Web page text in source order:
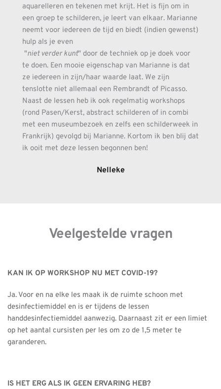
aquarelleren en tekenen met krijt. Het is fijn om in
een groep te schilderen, je leert van elkaar. Marianne
neemt voor iedereen de tijd en biedt (indien gewenst)
hulp als je even
"niet verder kunt" door de techniek op je doek voor
te doen. Een mooie eigenschap van Marianne is dat
ze iedereen in zijn/haar waarde laat. We zijn
tenslotte niet allemaal een Rembrandt of Picasso.
Naast de lessen heb ik ook regelmatig workshops
(rond Pasen/Kerst, abstract schilderen of in combi
met een museumbezoek en zelfs een schilderweek in
Frankrijk) gevolgd bij Marianne. Kortom ik ben blij dat
ik ooit met deze lessen begonnen ben!
Nelleke
Veelgestelde vragen
KAN IK OP WORKSHOP NU MET COVID-19?
Ja. Voor en na elke les maak ik de ruimte schoon met
desinfectiemiddel en is er tijdens de lessen
handdesinfectiemiddel aanwezig. Daarnaast zit er een limiet
op het aantal cursisten per les om zo de 1,5 meter te
garanderen.
IS HET ERG ALS IK GEEN ERVARING HEB?